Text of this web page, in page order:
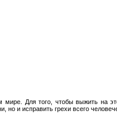
Для того, чтобы выжить на
и исправить грехи всего